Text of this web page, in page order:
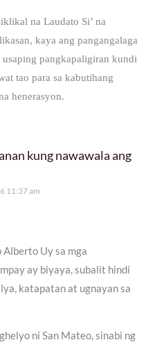
na Laudato Si’ na
kaya ang pangangalaga
pangkapaligiran kundi
tao para sa kabutihang
henerasyon.
kung nawawala ang
11:37 am
Alberto Uy sa mga
ay biyaya, subalit hindi
katapatan at ugnayan sa
ni San Mateo, sinabi ng